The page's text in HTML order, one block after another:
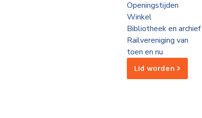
Openingstijden
Winkel
Bibliotheek en archief
Railvereniging van
toen en nu
Lid worden >